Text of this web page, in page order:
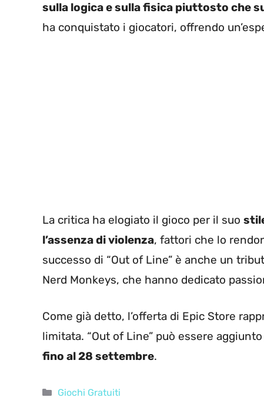
sulla logica e sulla fisica piuttosto che
ha conquistato i giocatori, offrendo
La critica ha elogiato il gioco per il suo
l’assenza di violenza, fattori che lo
successo di “Out of Line” è anche un
Nerd Monkeys, che hanno dedicato
Come già detto, l’offerta di Epic Store
limitata. “Out of Line” può essere
fino al 28 settembre.
Categorie
Giochi Gratuiti